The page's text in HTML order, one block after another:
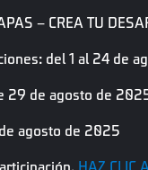
– CREA TU
del 1 al 24 de
29 de agosto de
agosto de 2025
HAZ CLIC